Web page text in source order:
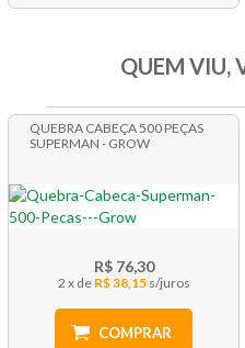
QUEM VIU,
QUEBRA CABEÇA 500 PEÇAS
SUPERMAN - GROW
R$ 76,30
2 x R$ 38,15
COMPRAR